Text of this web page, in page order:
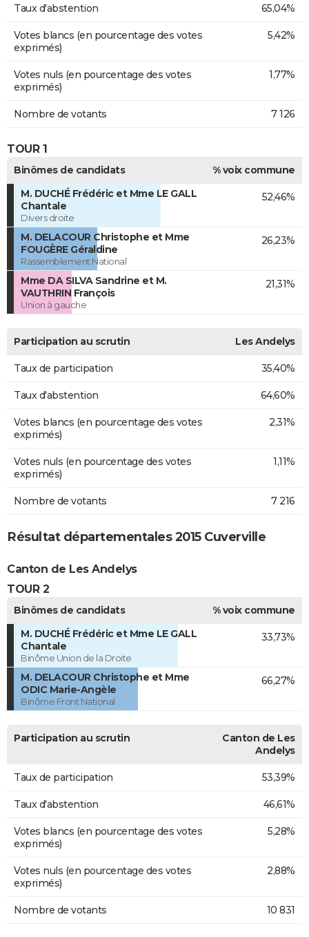
Taux d'abstention 65,04%
Votes blancs (en pourcentage des votes
exprimés)
5,42%
Votes nuls (en pourcentage des votes
exprimés)
1,77%
Nombre de votants 7 126
TOUR 1
Binômes de candidats
% voix commune
M. DUCHÉ Frédéric et Mme LE GALL
Chantale
Divers droite
52,46%
M. DELACOUR Christophe et Mme
FOUGÈRE Géraldine
Rassemblement National
26,23%
Mme DA SILVA Sandrine et M.
VAUTHRIN François
Union à gauche
21,31%
Participation au scrutin Les Andelys
Taux de participation 35,40%
Taux d'abstention 64,60%
Votes blancs (en pourcentage des votes
exprimés)
2,31%
Votes nuls (en pourcentage des votes
exprimés)
1,11%
Nombre de votants 7 216
Résultat départementales 2015 Cuverville
Canton de Les Andelys
TOUR 2
Binômes de candidats
% voix commune
M. DUCHÉ Frédéric et Mme LE GALL
Chantale
Binôme Union de la Droite
33,73%
M. DELACOUR Christophe et Mme
ODIC Marie-Angèle
Binôme Front National
66,27%
Participation au scrutin
Canton de Les
Andelys
Taux de participation 53,39%
Taux d'abstention 46,61%
Votes blancs (en pourcentage des votes
exprimés)
5,28%
Votes nuls (en pourcentage des votes
exprimés)
2,88%
Nombre de votants 10 831